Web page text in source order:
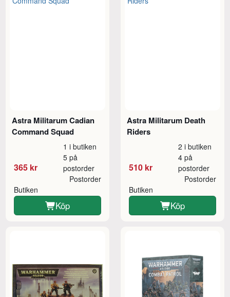
Astra Militarum Cadian
Command Squad
365 kr
1 i butiken
5 på
postorder
Butiken
Postorder
Köp
Astra Militarum Death
Riders
510 kr
2 i butiken
4 på
postorder
Butiken
Postorder
Köp